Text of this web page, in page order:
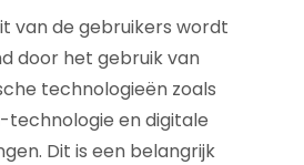
van de gebruikers wordt
door het gebruik van
technologieën zoals
technologie en digitale
Dit is een belangrijk